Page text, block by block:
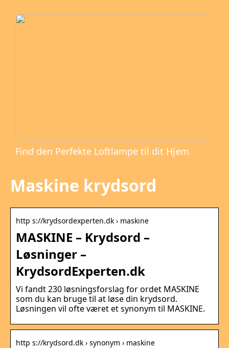
Find den Perfekte Loftlampe til dit Hjem
Maskine krydsord
http s://krydsordexperten.dk › maskine
MASKINE – Krydsord –
Løsninger –
KrydsordExperten.dk
Vi fandt 230 løsningsforslag for ordet MASKINE
som du kan bruge til at løse din krydsord.
Løsningen vil ofte været et synonym til MASKINE.
http s://krydsord.dk › synonym › maskine